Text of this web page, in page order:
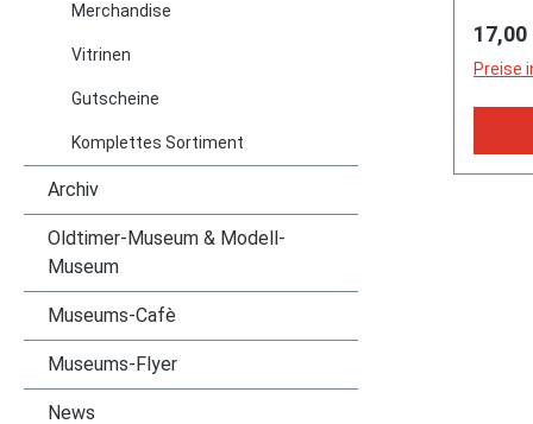
Merchandise
Vitrinen
Gutscheine
Komplettes Sortiment
Archiv
Oldtimer-Museum & Modell-
Museum
Museums-Cafè
Museums-Flyer
News
Stück
V-
17,00
Preise